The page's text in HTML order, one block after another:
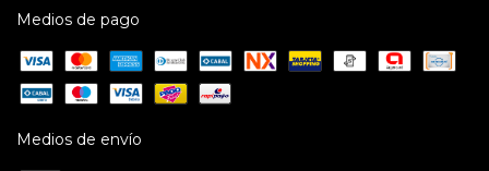
Medios de pago
Medios de envío